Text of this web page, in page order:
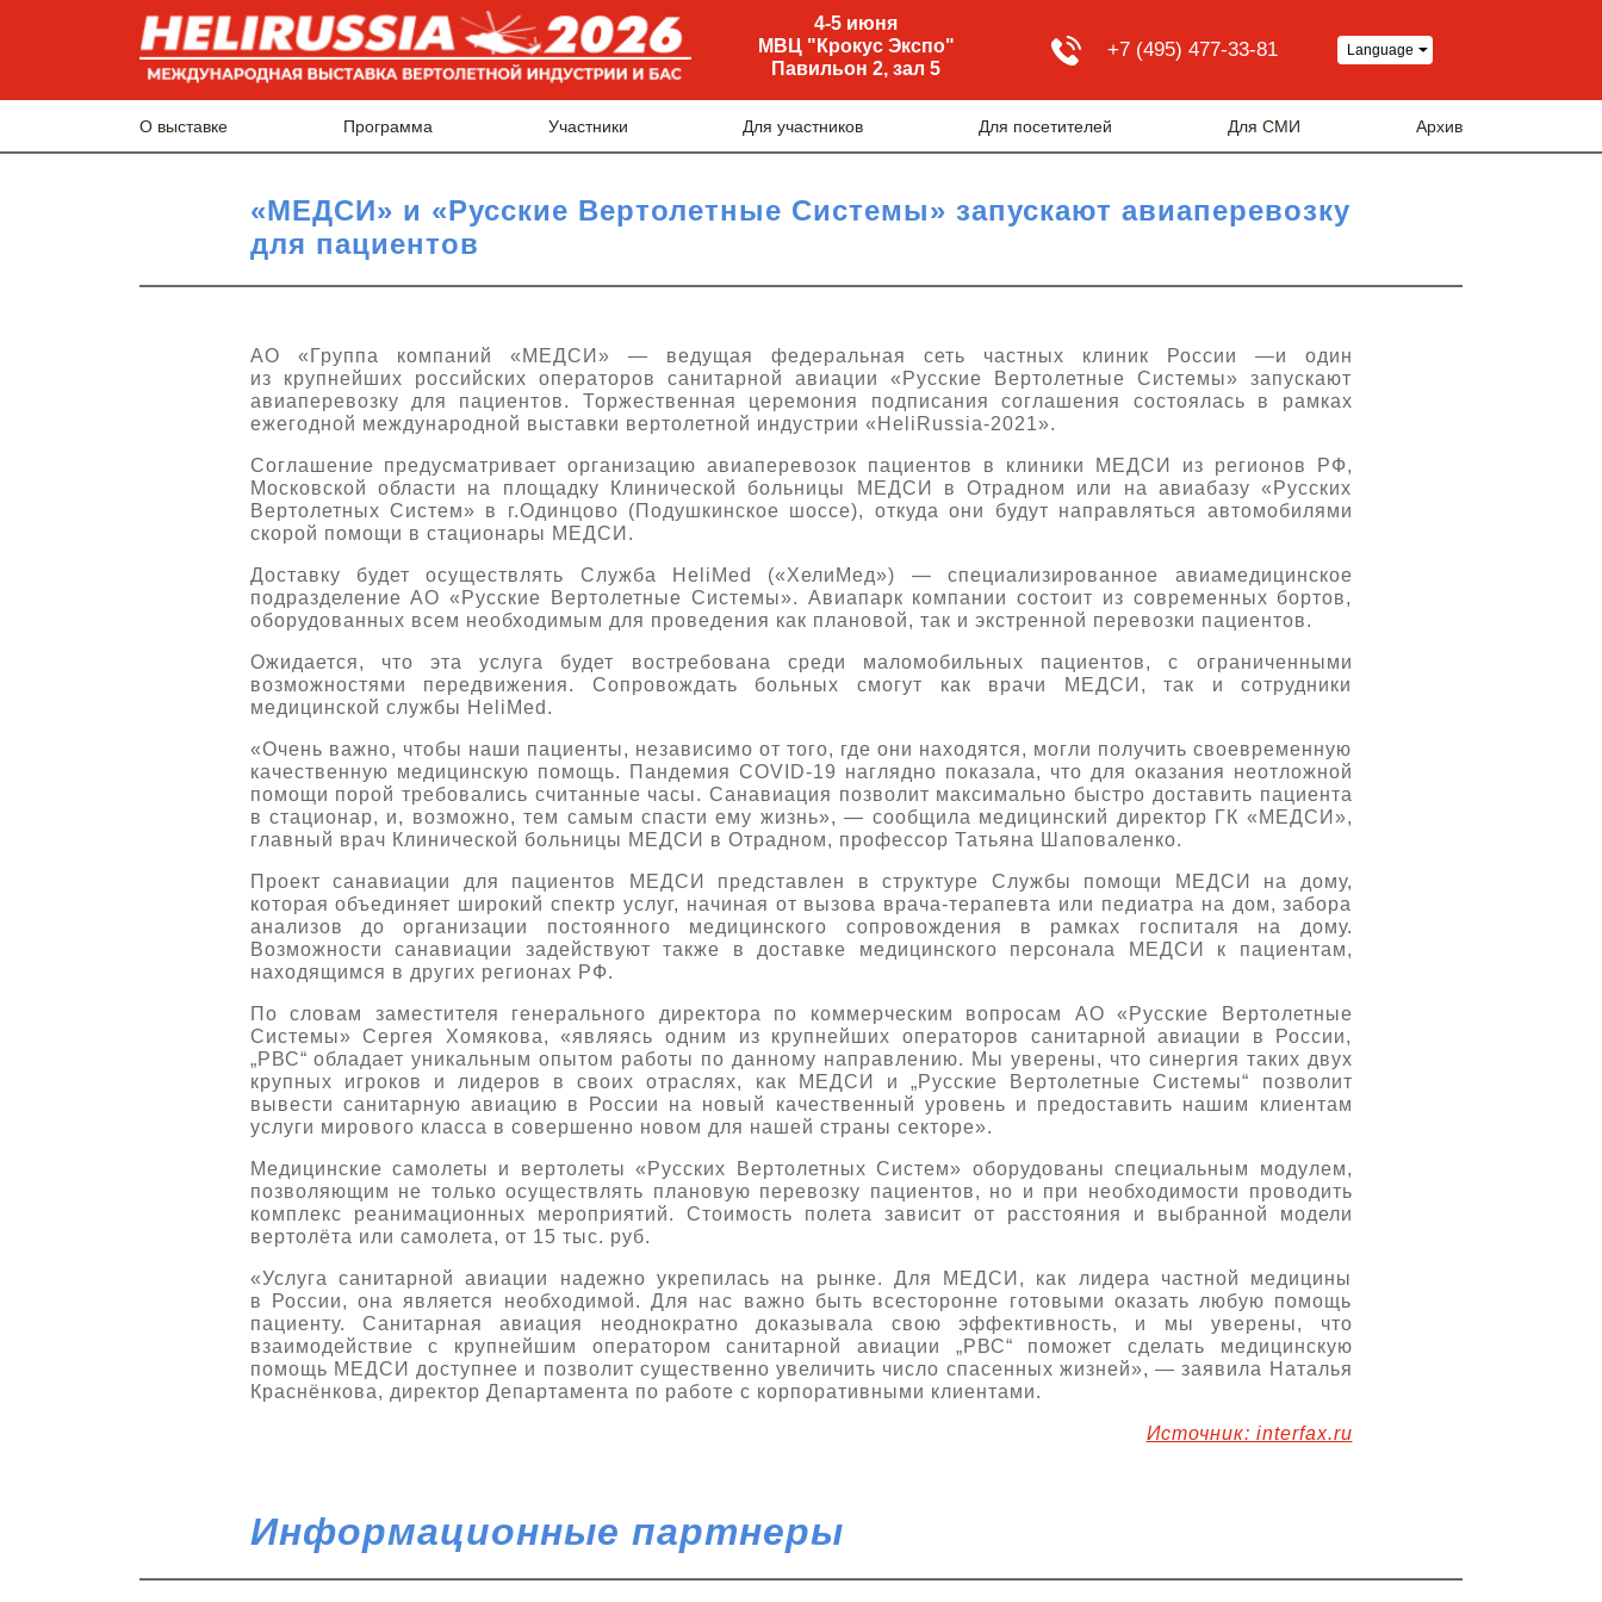
4-5 июня
МВЦ "Крокус Экспо"
Павильон 2, зал 5
+7 (495) 477-33-81 Language
О выставке Программа Участники Для участников Для посетителей Для СМИ Архив
«МЕДСИ» и «Русские Вертолетные Системы» запускают авиаперевозку
для пациентов
АО «Группа компаний «МЕДСИ» — ведущая федеральная сеть частных клиник России —и один
из крупнейших российских операторов санитарной авиации «Русские Вертолетные Системы» запускают
авиаперевозку для пациентов. Торжественная церемония подписания соглашения состоялась в рамках
ежегодной международной выставки вертолетной индустрии «HeliRussia-2021».
Соглашение предусматривает организацию авиаперевозок пациентов в клиники МЕДСИ из регионов РФ,
Московской области на площадку Клинической больницы МЕДСИ в Отрадном или на авиабазу «Русских
Вертолетных Систем» в г.Одинцово (Подушкинское шоссе), откуда они будут направляться автомобилями
скорой помощи в стационары МЕДСИ.
Доставку будет осуществлять Служба HeliMed («ХелиМед») — специализированное авиамедицинское
подразделение АО «Русские Вертолетные Системы». Авиапарк компании состоит из современных бортов,
оборудованных всем необходимым для проведения как плановой, так и экстренной перевозки пациентов.
Ожидается, что эта услуга будет востребована среди маломобильных пациентов, с ограниченными
возможностями передвижения. Сопровождать больных смогут как врачи МЕДСИ, так и сотрудники
медицинской службы HeliMed.
«Очень важно, чтобы наши пациенты, независимо от того, где они находятся, могли получить своевременную
качественную медицинскую помощь. Пандемия COVID-19 наглядно показала, что для оказания неотложной
помощи порой требовались считанные часы. Санавиация позволит максимально быстро доставить пациента
в стационар, и, возможно, тем самым спасти ему жизнь», — сообщила медицинский директор ГК «МЕДСИ»,
главный врач Клинической больницы МЕДСИ в Отрадном, профессор Татьяна Шаповаленко.
Проект санавиации для пациентов МЕДСИ представлен в структуре Службы помощи МЕДСИ на дому,
которая объединяет широкий спектр услуг, начиная от вызова врача-терапевта или педиатра на дом, забора
анализов до организации постоянного медицинского сопровождения в рамках госпиталя на дому.
Возможности санавиации задействуют также в доставке медицинского персонала МЕДСИ к пациентам,
находящимся в других регионах РФ.
По словам заместителя генерального директора по коммерческим вопросам АО «Русские Вертолетные
Системы» Сергея Хомякова, «являясь одним из крупнейших операторов санитарной авиации в России,
„РВС“ обладает уникальным опытом работы по данному направлению. Мы уверены, что синергия таких двух
крупных игроков и лидеров в своих отраслях, как МЕДСИ и „Русские Вертолетные Системы“ позволит
вывести санитарную авиацию в России на новый качественный уровень и предоставить нашим клиентам
услуги мирового класса в совершенно новом для нашей страны секторе».
Медицинские самолеты и вертолеты «Русских Вертолетных Систем» оборудованы специальным модулем,
позволяющим не только осуществлять плановую перевозку пациентов, но и при необходимости проводить
комплекс реанимационных мероприятий. Стоимость полета зависит от расстояния и выбранной модели
вертолёта или самолета, от 15 тыс. руб.
«Услуга санитарной авиации надежно укрепилась на рынке. Для МЕДСИ, как лидера частной медицины
в России, она является необходимой. Для нас важно быть всесторонне готовыми оказать любую помощь
пациенту. Санитарная авиация неоднократно доказывала свою эффективность, и мы уверены, что
взаимодействие с крупнейшим оператором санитарной авиации „РВС“ поможет сделать медицинскую
помощь МЕДСИ доступнее и позволит существенно увеличить число спасенных жизней», — заявила Наталья
Краснёнкова, директор Департамента по работе с корпоративными клиентами.
Источник: interfax.ru
Информационные партнеры